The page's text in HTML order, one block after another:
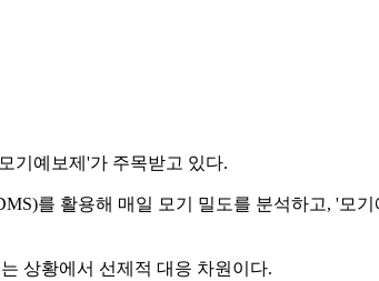
기예보제'가 주목받고 있다.
를 활용해 매일 모기 밀도를 분석하고, '모
상황에서 선제적 대응 차원이다.